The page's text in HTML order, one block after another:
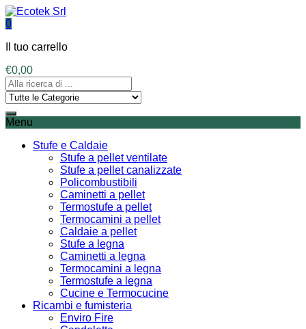
0
Il tuo carrello
€0,00
Menu
Stufe e Caldaie
Stufe a pellet ventilate
Stufe a pellet canalizzate
Policombustibili
Caminetti a pellet
Termostufe a pellet
Termocamini a pellet
Caldaie a pellet
Stufe a legna
Caminetti a legna
Termocamini a legna
Termostufe a legna
Cucine e Termocucine
Ricambi e fumisteria
Enviro Fire